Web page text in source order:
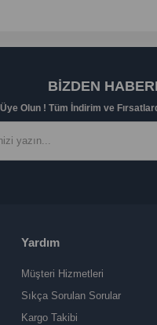
BIZDEN
Olun ! Tüm İndirim ve
Yardım
Müşteri Hizmetleri
Sıkça Sorulan Sorular
Kargo Takibi